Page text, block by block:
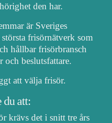
den har.
är Sveriges
frisörnätverk som
hållbar frisörbransch
beslutsfattare.
att välja frisör.
du att:
krävs det i snitt tre års